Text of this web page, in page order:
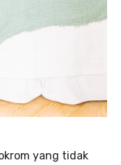
yang tidak